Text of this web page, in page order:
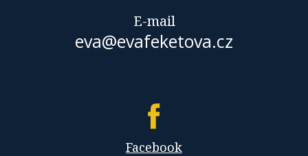
E-mail
eva@evafeketova.cz
Facebook